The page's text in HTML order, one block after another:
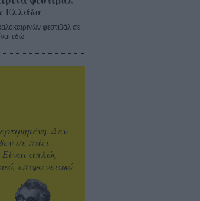
Ελλάδα
φεστιβάλ σε
εδώ
Δεν
σε πάει
Είναι απλώς
επιφανειακό